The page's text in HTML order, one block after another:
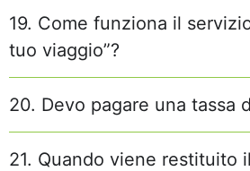
19. Come funziona il
tuo viaggio”?
20. Devo pagare una tassa
21. Quando viene restituito